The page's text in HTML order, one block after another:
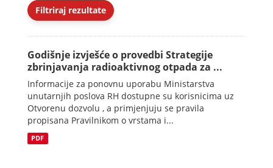
Filtriraj rezultate
Godišnje izvješće o provedbi Strategije
zbrinjavanja radioaktivnog otpada za ...
Informacije za ponovnu uporabu Ministarstva
unutarnjih poslova RH dostupne su korisnicima uz
Otvorenu dozvolu , a primjenjuju se pravila
propisana Pravilnikom o vrstama i...
PDF